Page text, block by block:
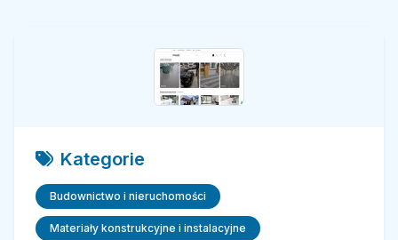
Kategorie
Budownictwo i nieruchomości
Materiały konstrukcyjne i instalacyjne